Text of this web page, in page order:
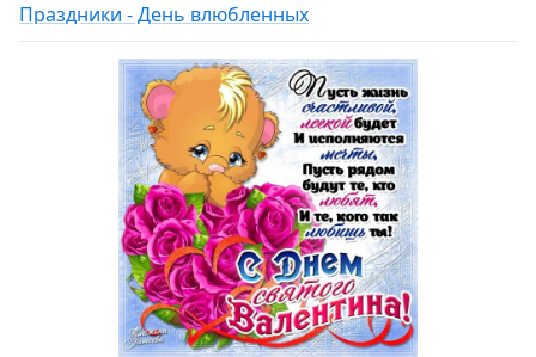
Праздники - День влюбленных